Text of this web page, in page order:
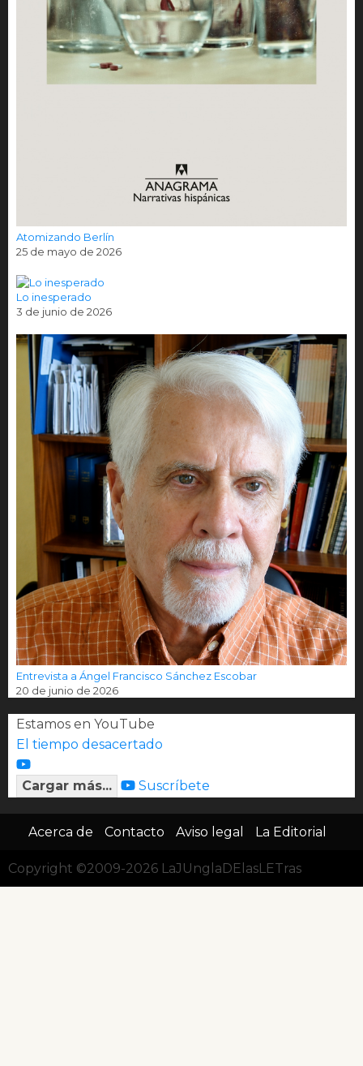
Atomizando Berlín
25 de mayo de 2026
Lo inesperado
3 de junio de 2026
Entrevista a Ángel Francisco Sánchez Escobar
20 de junio de 2026
Estamos en YouTube
El tiempo desacertado
Cargar más... Suscríbete
Acerca de Contacto Aviso legal La Editorial
Copyright ©2009-2026 LaJUnglaDElasLETras